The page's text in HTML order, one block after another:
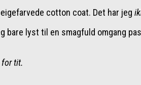
cotton coat. Det har jeg
bare lyst til en smagfuld omgang
for tit.